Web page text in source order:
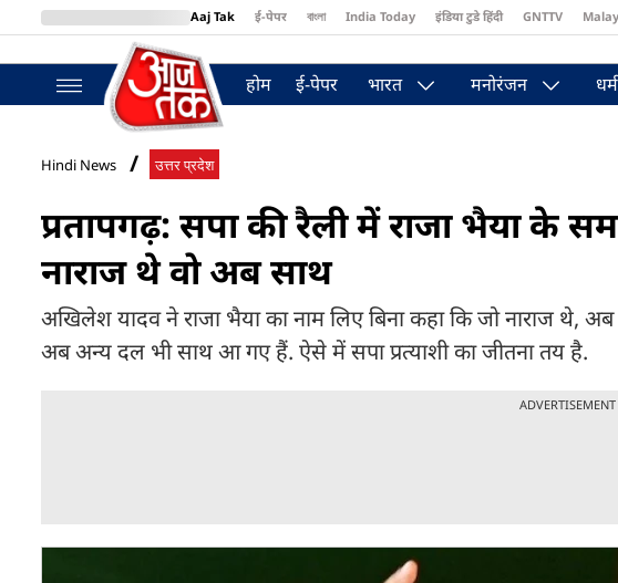
Aaj Tak ई-पेपर বাংলা India Today इंडिया टुडे हिंदी GNTTV
BT Bazaar
होम ई-पेपर भारत मनोरंजन धर्म
Hindi News उत्तर प्रदेश
प्रतापगढ़: सपा की रैली में राजा भैया के
नाराज थे वो अब साथ
अखिलेश यादव ने राजा भैया का नाम लिए बिना कहा कि जो नाराज थे,
अब अन्य दल भी साथ आ गए हैं. ऐसे में सपा प्रत्याशी का जीतना तय है.
ADVERTISEMENT